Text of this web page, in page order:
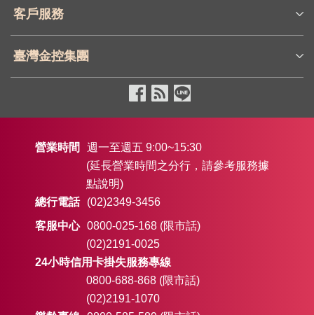
客戶服務
臺灣金控集團
營業時間
週一至週五 9:00~15:30
(延長營業時間之分行，請參考服務據
點說明)
總行電話
(02)2349-3456
客服中心 0800-025-168 (限市話)
(02)2191-0025
24小時信用卡掛失服務專線
0800-688-868 (限市話)
(02)2191-1070